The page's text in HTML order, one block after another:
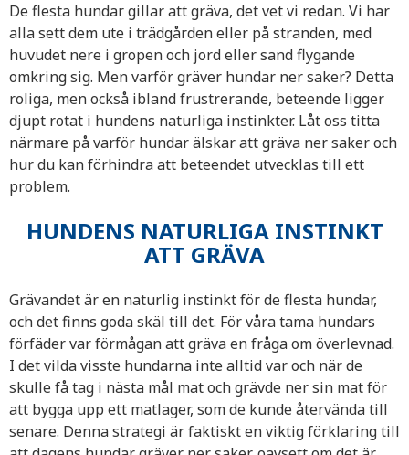
De flesta hundar gillar att gräva, det vet vi redan. Vi har
alla sett dem ute i trädgården eller på stranden, med
huvudet nere i gropen och jord eller sand flygande
omkring sig. Men varför gräver hundar ner saker? Detta
roliga, men också ibland frustrerande, beteende ligger
djupt rotat i hundens naturliga instinkter. Låt oss titta
närmare på varför hundar älskar att gräva ner saker och
hur du kan förhindra att beteendet utvecklas till ett
problem.
HUNDENS NATURLIGA INSTINKT
ATT GRÄVA
Grävandet är en naturlig instinkt för de flesta hundar,
och det finns goda skäl till det. För våra tama hundars
förfäder var förmågan att gräva en fråga om överlevnad.
I det vilda visste hundarna inte alltid var och när de
skulle få tag i nästa mål mat och grävde ner sin mat för
att bygga upp ett matlager, som de kunde återvända till
senare. Denna strategi är faktiskt en viktig förklaring till